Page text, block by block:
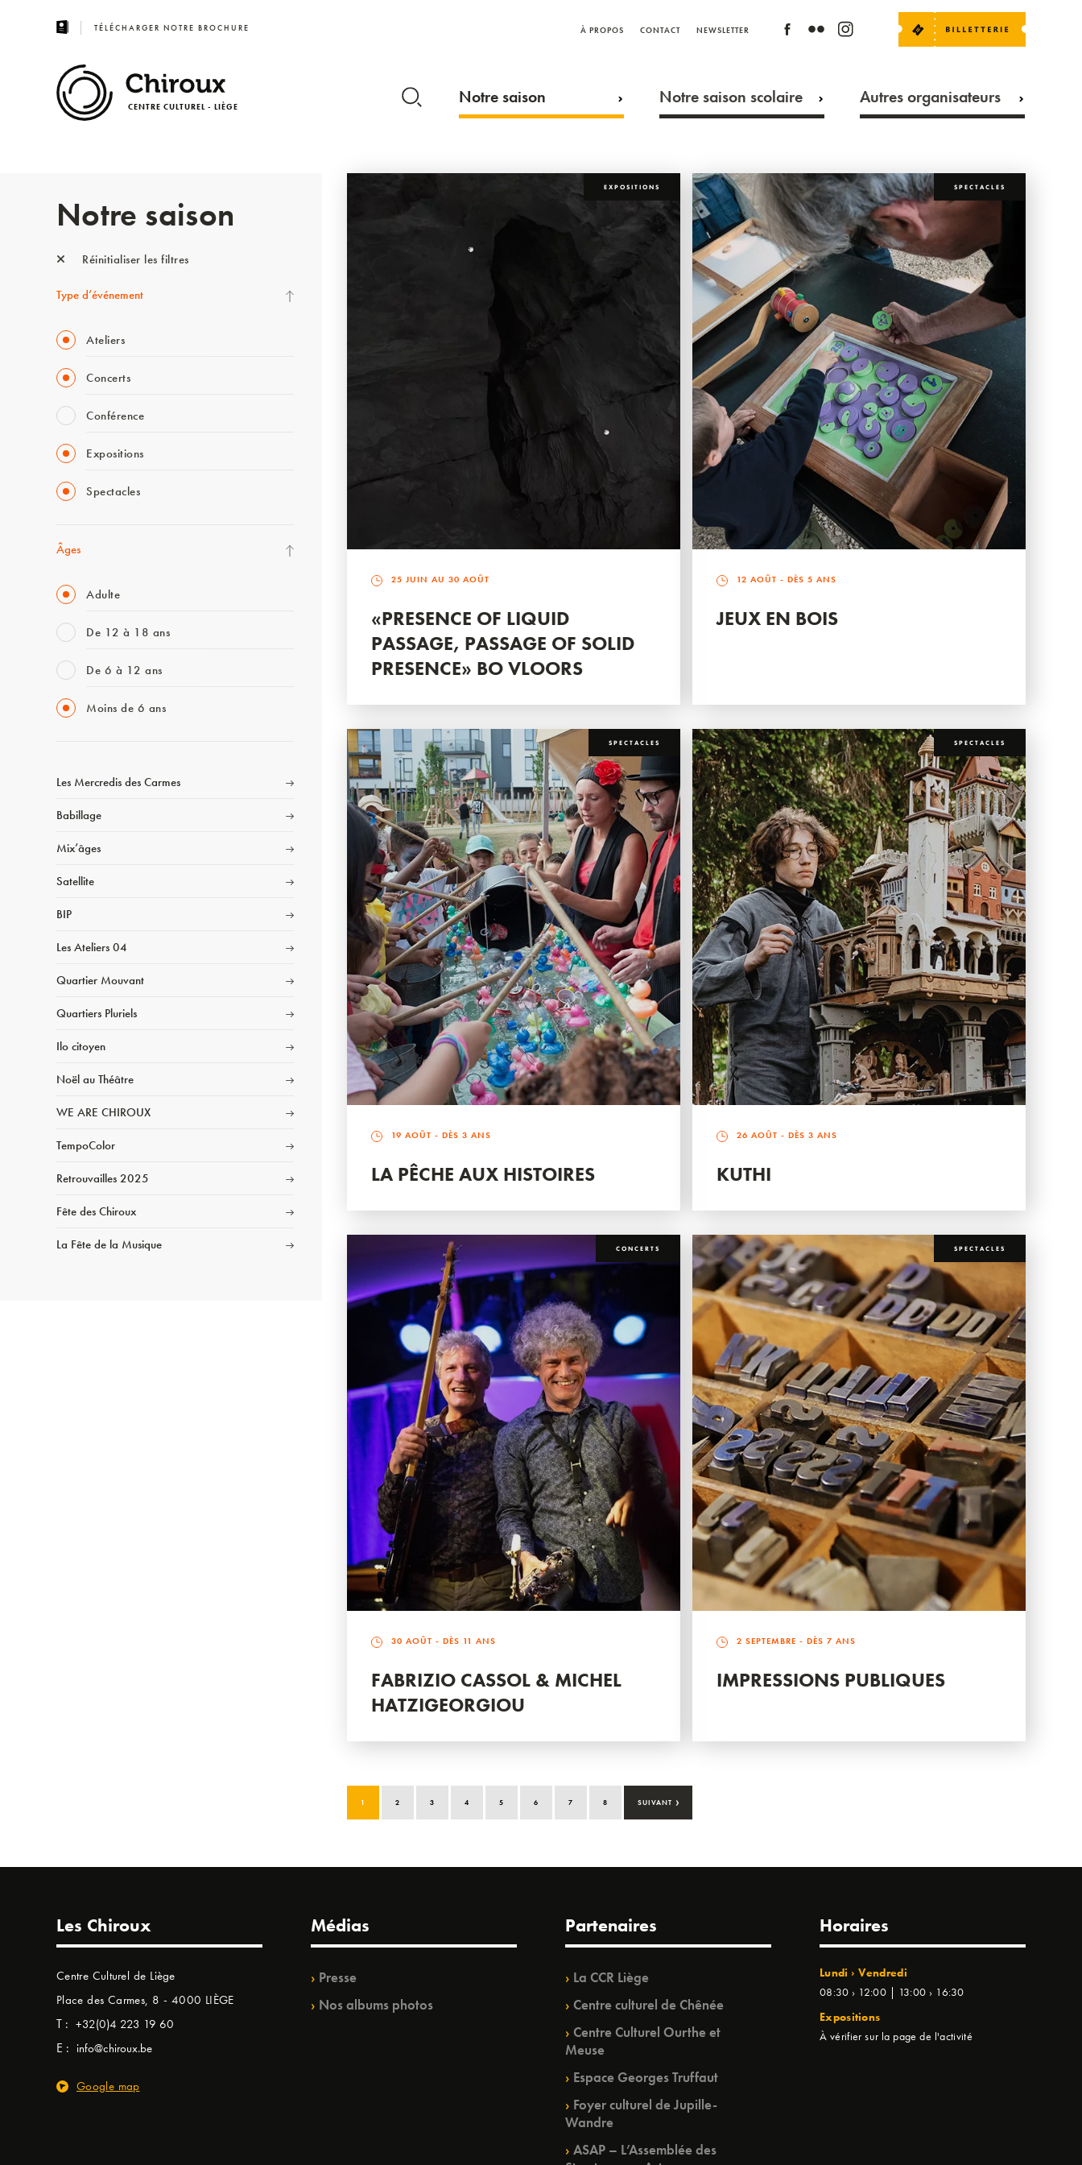
TÉLÉCHARGER NOTRE BROCHURE À PROPOS CONTACT NEWSLETTER
CENTRE CULTUREL - LIÈGE Notre saison Notre saison scolaire Autres organisateurs
Notre saison
Réinitialiser les filtres
Type d’événement
Ateliers
Concerts
Conférence
Expositions
Spectacles
Âges
Adulte
De 12 à 18 ans
De 6 à 12 ans
Moins de 6 ans
Les Mercredis des Carmes
Babillage
Mix’âges
Satellite
BIP
Les Ateliers 04
Quartier Mouvant
Quartiers Pluriels
Ilo citoyen
Noël au Théâtre
WE ARE CHIROUX
TempoColor
Retrouvailles 2025
Fête des Chiroux
La Fête de la Musique
EXPOSITIONS
25 JUIN AU 30 AOÛT
«PRESENCE OF LIQUID
PASSAGE, PASSAGE OF SOLID
PRESENCE» BO VLOORS
SPECTACLES
12 AOÛT - DÈS 5 ANS
JEUX EN BOIS
SPECTACLES
19 AOÛT - DÈS 3 ANS
LA PÊCHE AUX HISTOIRES
SPECTACLES
26 AOÛT - DÈS 3 ANS
KUTHI
CONCERTS
30 AOÛT - DÈS 11 ANS
FABRIZIO CASSOL & MICHEL
HATZIGEORGIOU
SPECTACLES
2 SEPTEMBRE - DÈS 7 ANS
IMPRESSIONS PUBLIQUES
1 2 3 4 5 6 7 8 SUIVANT ›
Les Chiroux
Centre Culturel de Liège
Place des Carmes, 8 - 4000 LIÈGE
T : +32(0)4 223 19 60
E : info@chiroux.be
Google map
Médias
Presse
Nos albums photos
Partenaires
La CCR Liège
Centre culturel de Chênée
Centre Culturel Ourthe et
Meuse
Espace Georges Truffaut
Foyer culturel de Jupille-
Wandre
ASAP – L’Assemblée des
Horaires
Lundi › Vendredi
08:30 › 12:00 | 13:00 › 16:30
Expositions
À vérifier sur la page de l'activité